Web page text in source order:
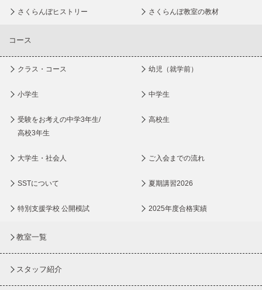
さくらんぼヒストリー さくらんぼ教室の教材
コース
クラス・コース 幼児（就学前）
小学生 中学生
受験をお考えの中学3年生/
高校3年生
高校生
大学生・社会人 ご入会までの流れ
SSTについて 夏期講習2026
特別支援学校 公開模試 2025年度合格実績
教室一覧
スタッフ紹介